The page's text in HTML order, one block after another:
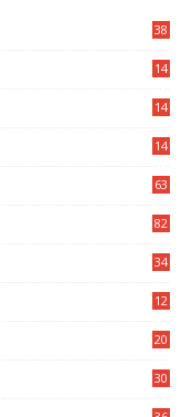
38
14
14
14
63
82
34
12
20
30